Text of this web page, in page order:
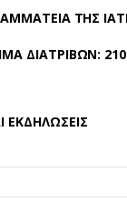
ΤΗΣ
ΔΙΑΤΡΙΒΩΝ:
ΕΚΔΗΛΩΣΕΙΣ